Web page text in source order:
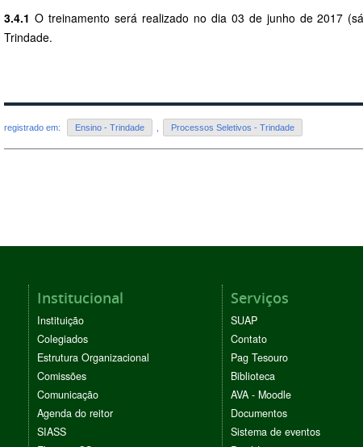
3.4.1 O treinamento será realizado no dia 03 de junho de 2017
Trindade.
registrado em: Ensino - Trindade Processos Seletivos - Trindade
Institucional
Instituição
Colegiados
Estrutura Organizacional
Comissões
Comunicação
Agenda do reitor
SIASS
Serviços
SUAP
Contato
Pag Tesouro
Biblioteca
AVA - Moodle
Documentos
Sistema de eventos